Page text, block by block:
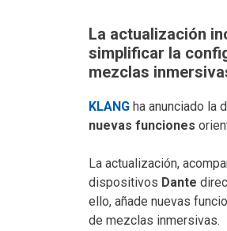
La actualización
simplificar la
mezclas
KLANG ha anunciado la
nuevas funciones
La actualización,
dispositivos Dante
ello, añade nuevas
de mezclas inmersivas.